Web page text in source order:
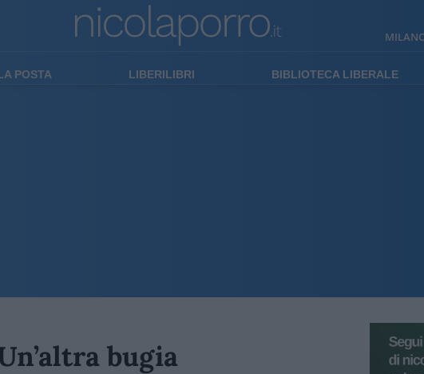
POSTA LIBERILIBRI BIBLIOTECA LIBERALE
bugia